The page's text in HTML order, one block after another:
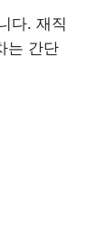
다. 재직
는 간단